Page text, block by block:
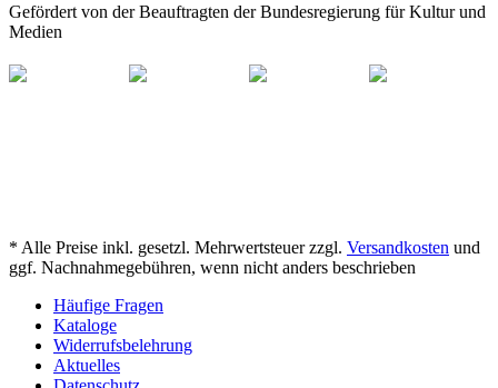
Gefördert von der Beauftragten der Bundesregierung für Kultur und
Medien
* Alle Preise inkl. gesetzl. Mehrwertsteuer zzgl. Versandkosten und
ggf. Nachnahmegebühren, wenn nicht anders beschrieben
Häufige Fragen
Kataloge
Widerrufsbelehrung
Aktuelles